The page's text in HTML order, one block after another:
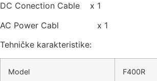
DC Conection Cable x 1
AC Power Cabl x 1
Tehničke karakteristike:
Model F400R